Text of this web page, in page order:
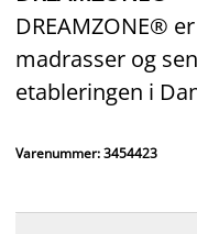
DREAMZONE®
madrasser og
etableringen i
Varenummer: 3454423